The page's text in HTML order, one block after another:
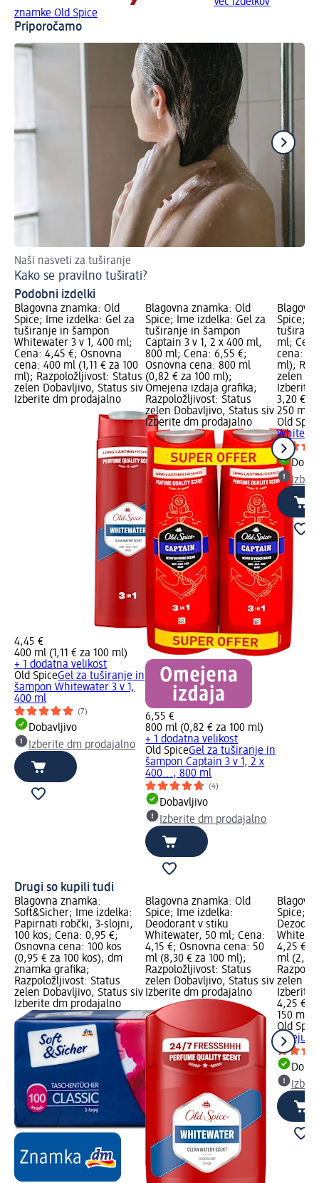
Več izdelkov
znamke Old Spice
Priporočamo
Naši nasveti za tuširanje
Kako se pravilno tuširati?
Podobni izdelki
Blagovna znamka: Old
Spice; Ime izdelka: Gel za
tuširanje in šampon
Whitewater 3 v 1, 400 ml;
Cena: 4,45 €; Osnovna
cena: 400 ml (1,11 € za 100
ml); Razpoložljivost: Status
zelen Dobavljivo, Status siv
Izberite dm prodajalno
4,45 €
400 ml (1,11 € za 100 ml)
+ 1 dodatna velikost
Old SpiceGel za tuširanje in
šampon Whitewater 3 v 1,
400 ml
(7)
Dobavljivo
Izberite dm prodajalno
Blagovna znamka: Old
Spice; Ime izdelka: Gel za
tuširanje in šampon
Captain 3 v 1, 2 x 400 ml,
800 ml; Cena: 6,55 €;
Osnovna cena: 800 ml
(0,82 € za 100 ml);
Omejena izdaja grafika;
Razpoložljivost: Status
zelen Dobavljivo, Status siv
Izberite dm prodajalno
6,55 €
800 ml (0,82 € za 100 ml)
+ 1 dodatna velikost
Old SpiceGel za tuširanje in
šampon Captain 3 v 1, 2 x
400..., 800 ml
(4)
Dobavljivo
Izberite dm prodajalno
Spice;
ml;
cena:
ml);
zelen
Izberite
3,20 €
250 ml
Old
Drugi so kupili tudi
Blagovna znamka:
Soft&Sicher; Ime izdelka:
Papirnati robčki, 3-slojni,
100 kos; Cena: 0,95 €;
Osnovna cena: 100 kos
(0,95 € za 100 kos); dm
znamka grafika;
Razpoložljivost: Status
zelen Dobavljivo, Status siv
Izberite dm prodajalno
Blagovna znamka: Old
Spice; Ime izdelka:
Deodorant v stiku
Whitewater, 50 ml; Cena:
4,15 €; Osnovna cena: 50
ml (8,30 € za 100 ml);
Razpoložljivost: Status
zelen Dobavljivo, Status siv
Izberite dm prodajalno
Spice;
4,25 €;
ml (2,83
zelen
Izberite
4,25 €
150 ml
Old
spreju